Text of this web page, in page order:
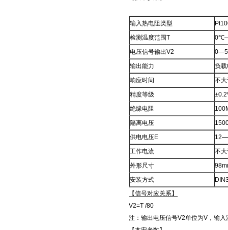
输入热电阻类型
检测温度范围T
电压信号输出V2
输出能力
负
响应时间
不
精度等级
绝缘电阻
隔离电压
供电电压E
工作电流
不
外形尺寸
安装方式
【信号对应关系】
V2=T /80
注：输出电压信号V2单位为V，输